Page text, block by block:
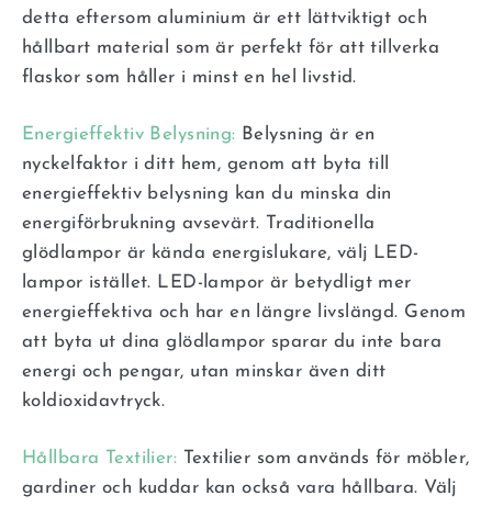
detta eftersom aluminium är ett lättviktigt och
hållbart material som är perfekt för att tillverka
flaskor som håller i minst en hel livstid.
Energieffektiv Belysning: Belysning är en
nyckelfaktor i ditt hem, genom att byta till
energieffektiv belysning kan du minska din
energiförbrukning avsevärt. Traditionella
glödlampor är kända energislukare, välj LED-
lampor istället. LED-lampor är betydligt mer
energieffektiva och har en längre livslängd. Genom
att byta ut dina glödlampor sparar du inte bara
energi och pengar, utan minskar även ditt
koldioxidavtryck.
Hållbara Textilier: Textilier som används för möbler,
gardiner och kuddar kan också vara hållbara. Välj